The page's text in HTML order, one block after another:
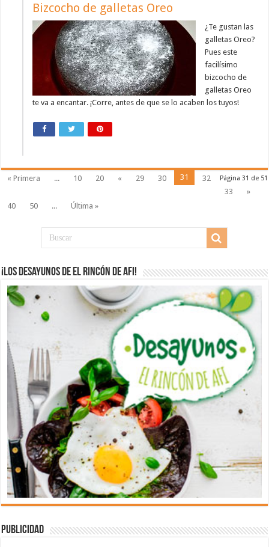
Bizcocho de galletas Oreo
¿Te gustan las
galletas Oreo?
Pues este
facilísimo
bizcocho de
galletas Oreo
te va a encantar. ¡Corre, antes de que se lo acaben los tuyos!
Página 31 de 51
« Primera ... 10 20 « 29 30 31
32
33
»
40
50 ... Última »
¡Los desayunos de El Rincón de Afi!
Publicidad